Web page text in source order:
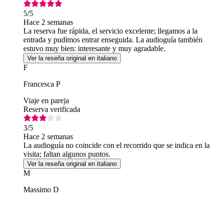
5/5
Hace 2 semanas
La reserva fue rápida, el servicio excelente; llegamos a la
entrada y pudimos entrar enseguida. La audioguía también
estuvo muy bien: interesante y muy agradable.
Ver la reseña original en italiano
F
Francesca P
Viaje en pareja
Reserva verificada
3/5
Hace 2 semanas
La audioguía no coincide con el recorrido que se indica en la
visita; faltan algunos puntos.
Ver la reseña original en italiano
M
Massimo D